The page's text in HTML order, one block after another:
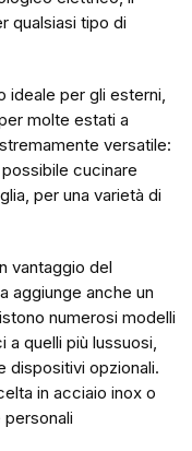
qualsiasi tipo di
ideale per gli esterni,
molte estati a
versatile:
cucinare
per una varietà di
vantaggio del
aggiunge anche un
numerosi modelli
quelli più lussuosi,
dispositivi opzionali.
in acciaio inox o